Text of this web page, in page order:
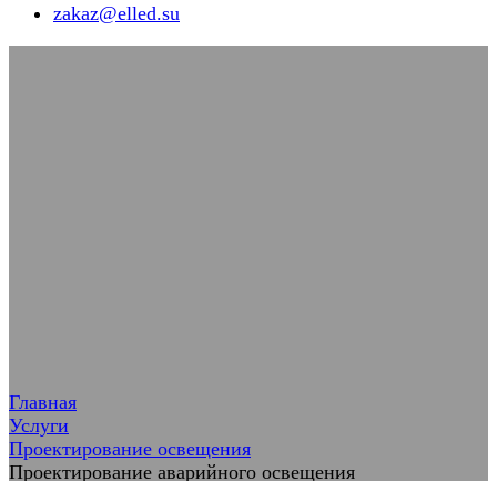
zakaz@elled.su
Главная
Услуги
Проектирование освещения
Проектирование аварийного освещения